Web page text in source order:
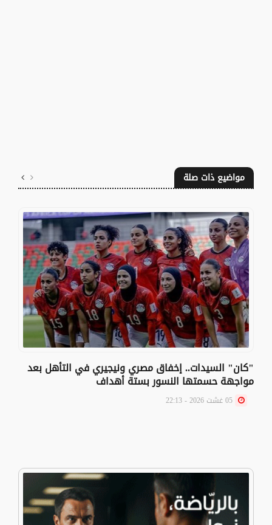
مواضيع ذات صلة
"كان" السيدات.. إخفاق مصري ونيجيري في التأهل بعد
مواجهة حسمتها النسور بستة أهداف